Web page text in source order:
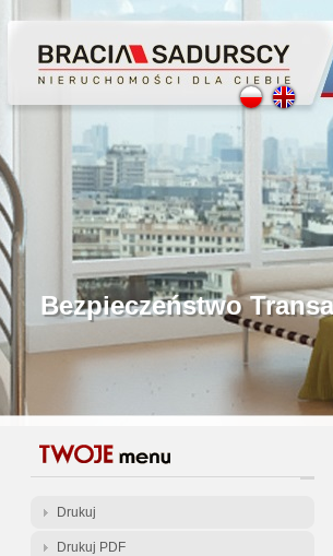
Profesjonalne
Bezpieczeństwo
Licencjonowani
Gwarancja Zwrotu
Gratis -
Drukuj
Drukuj PDF